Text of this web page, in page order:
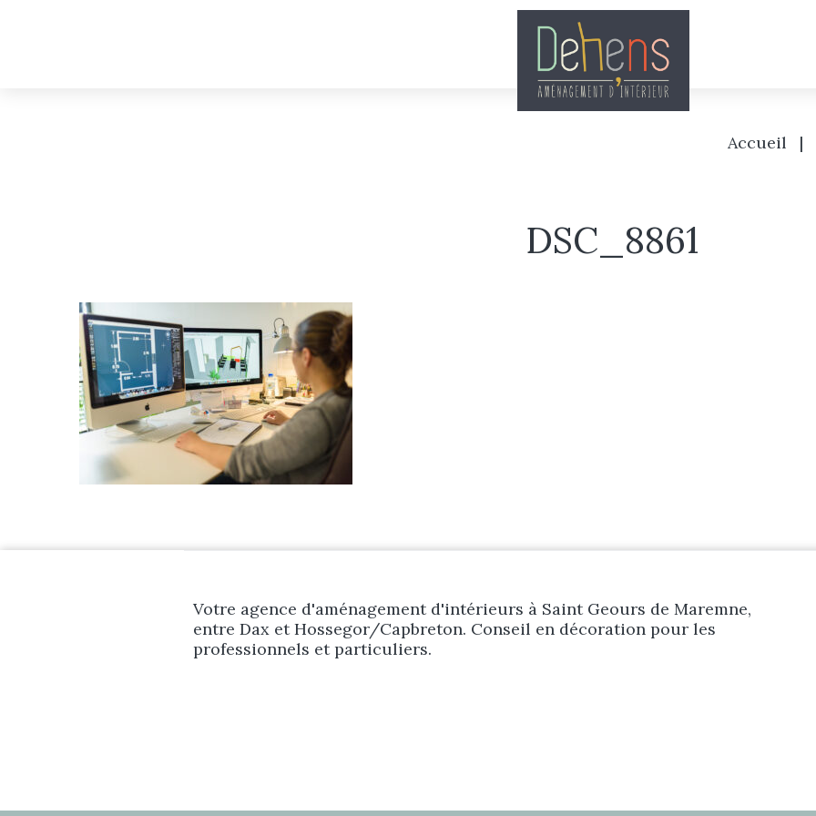
Accueil
Accueil |
DSC_8861
Votre agence d'aménagement d'intérieurs à Saint Geours de Maremne,
entre Dax et Hossegor/Capbreton. Conseil en décoration pour les
professionnels et particuliers.